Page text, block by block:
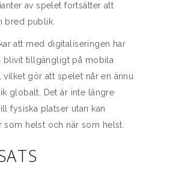
av spelet fortsätter att
bred publik.
att med digitaliseringen har
blivit tillgängligt på mobila
vilket gör att spelet når en ännu
globalt. Det är inte längre
fysiska platser utan kan
som helst och när som helst.